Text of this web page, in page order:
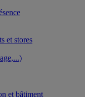
et stores
et bâtiment